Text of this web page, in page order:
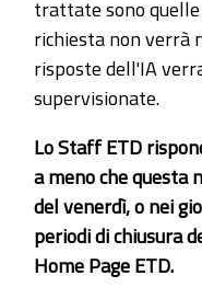
trattate sono
richiesta non verrà
risposte dell'IA
supervisionate.
Lo Staff ETD
a meno che questa
del venerdì, o nei
periodi di chiusura
Home Page ETD.